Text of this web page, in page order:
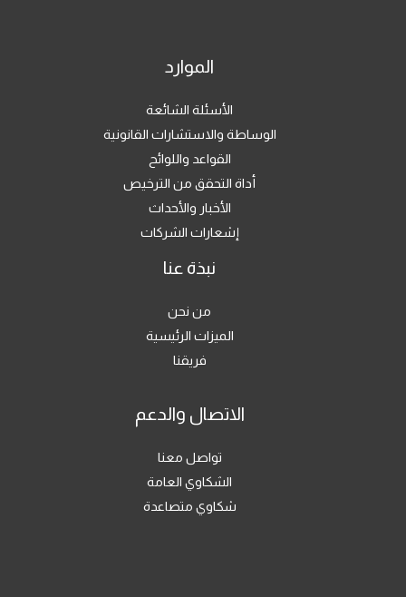
الموارد
الأسئلة الشائعة
الوساطة والاستشارات القانونية
القواعد واللوائح
أداة التحقق من الترخيص
الأخبار والأحداث
إشعارات الشركات
نبذة عنا
من نحن
الميزات الرئيسية
فريقنا
الاتصال والدعم
تواصل معنا
الشكاوي العامة
شكاوي متصاعدة